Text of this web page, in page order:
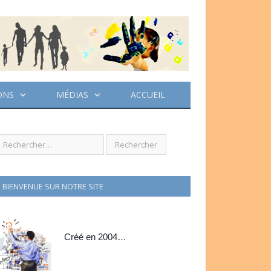
MÉDIAS ACCUEIL
BIENVENUE SUR NOTRE SITE
Créé en 2004…